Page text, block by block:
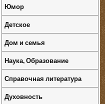
Юмор
Детское
Дом и семья
Наука, Образование
Справочная литература
Духовность